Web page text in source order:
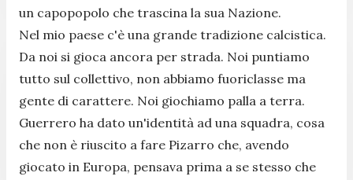
un capopopolo che trascina la sua Nazione.
Nel mio paese c'è una grande tradizione calcistica.
Da noi si gioca ancora per strada. Noi puntiamo
tutto sul collettivo, non abbiamo fuoriclasse ma
gente di carattere. Noi giochiamo palla a terra.
Guerrero ha dato un'identità ad una squadra, cosa
che non è riuscito a fare Pizarro che, avendo
giocato in Europa, pensava prima a se stesso che